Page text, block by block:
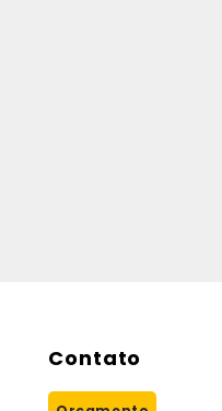
Contato